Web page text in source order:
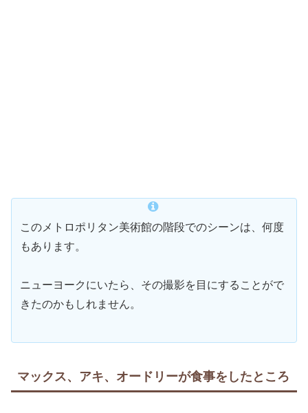
このメトロポリタン美術館の階段でのシーンは、何度
もあります。
ニューヨークにいたら、その撮影を目にすることがで
きたのかもしれません。
マックス、アキ、オードリーが食事をしたところ